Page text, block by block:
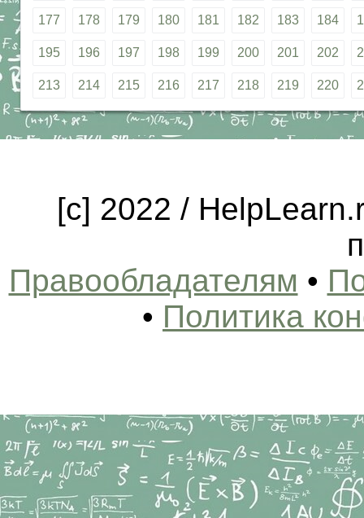
177 178 179 180 181 182 183 184
195 196 197 198 199 200 201 202
213 214 215 216 217 218 219 220
[c] 2022 /
Правообладателям •
• Политика